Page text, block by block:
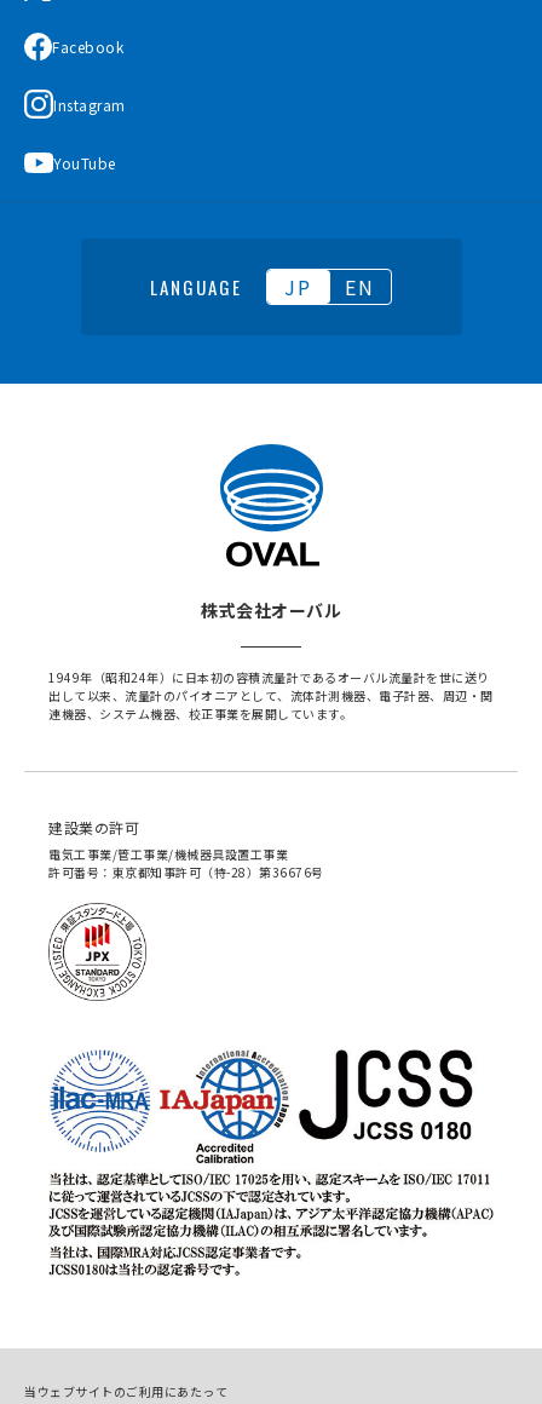
Facebook
Instagram
YouTube
LANGUAGE JP EN
株式会社オーバル
1949年（昭和24年）に日本初の容積流量計であるオーバル流量計を世に送り
出して以来、流量計のパイオニアとして、流体計測機器、電子計器、周辺・関
連機器、システム機器、校正事業を展開しています。
建設業の許可
電気工事業/管工事業/機械器具設置工事業
許可番号：東京都知事許可（特-28）第36676号
当ウェブサイトのご利用にあたって